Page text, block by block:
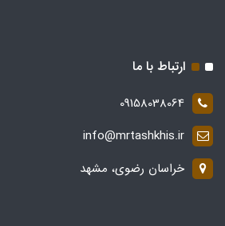
ارتباط با ما
09158038064
info@mrtashkhis.ir
خراسان رضوی، مشهد